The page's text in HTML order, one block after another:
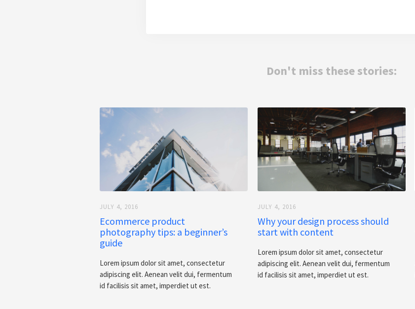
Don't miss these stories:
JULY 4, 2016
Ecommerce product
photography tips: a beginner’s
guide
Lorem ipsum dolor sit amet, consectetur
adipiscing elit. Aenean velit dui, fermentum
id facilisis sit amet, imperdiet ut est.
JULY 4, 2016
Why your design process should
start with content
Lorem ipsum dolor sit amet, consectetur
adipiscing elit. Aenean velit dui, fermentum
id facilisis sit amet, imperdiet ut est.